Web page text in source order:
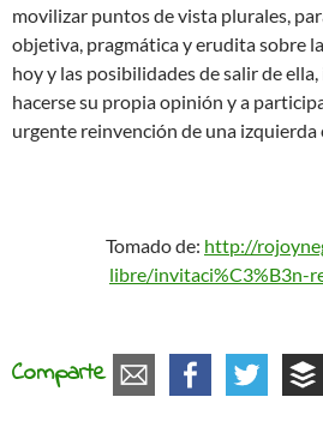
movilizar puntos de vista plurales,
objetiva, pragmática y erudita sobre
hoy y las posibilidades de salir de
hacerse su propia opinión y a
urgente reinvención de una izquierda
Tomado de: http://
libre/invitaci%C3%B3n-
Comparte